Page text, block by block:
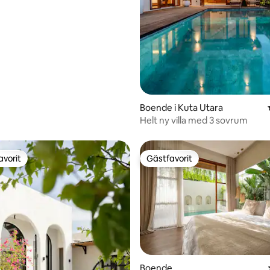
Boende i Kuta Utara
Helt ny villa med 3 sovrum
betyg, 146 omdömen
Gästfavorit
Gästfavorit
Boende